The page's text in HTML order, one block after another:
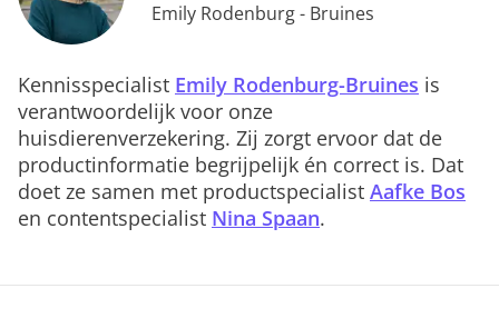
Emily Rodenburg - Bruines
Kennisspecialist Emily Rodenburg-Bruines is
verantwoordelijk voor onze
huisdierenverzekering. Zij zorgt ervoor dat de
productinformatie begrijpelijk én correct is. Dat
doet ze samen met productspecialist Aafke Bos
en contentspecialist Nina Spaan.